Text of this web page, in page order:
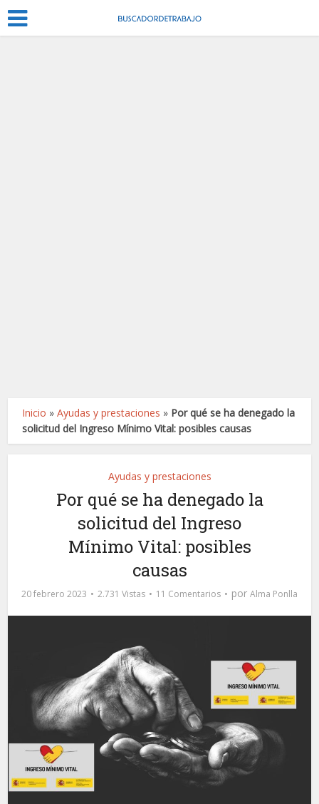
Inicio »Ayudas y prestaciones » Por qué se ha denegado la
solicitud del Ingreso Mínimo Vital: posibles causas
Ayudas y prestaciones
Por qué se ha denegado la
solicitud del Ingreso
Mínimo Vital: posibles
causas
20 febrero 2023 2.731 Vistas 11 Comentarios por Alma Ponlla